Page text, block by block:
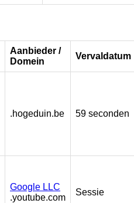
Aanbieder /
Domein
Vervaldatum
.hogeduin.be 59 seconden
Google LLC
.youtube.com
Sessie